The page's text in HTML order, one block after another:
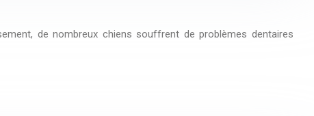
de nombreux chiens souffrent de problèmes dentaires